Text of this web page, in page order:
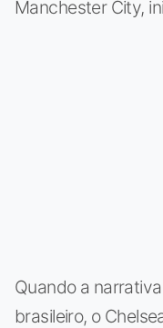
Manchester City,
Quando a
brasileiro, o